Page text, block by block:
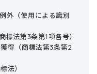
外（使用による識別
法第3条第1項各号）
得（商標法第3条第2
法）